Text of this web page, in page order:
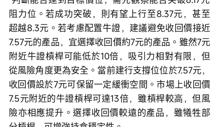
阻力位。若成功突破，則有望上行至8.37元，甚至
超越8.3元。若考慮配置牛證，建議避免收回價接近
7.57元的產品，宜選擇收回價約7元的產品。雖然7元
附近牛證槓桿可能低於10倍，吸引力相對有限，但
從風險角度更為安全。當前建行支撐位位於7.57元，
收回價設於7元可保留一定緩衝空間。市場上收回價
7.5元附近的牛證槓桿可達13倍，雖槓桿較高，但風
險亦相應提升。選擇收回價較遠的產品，雖犧牲部